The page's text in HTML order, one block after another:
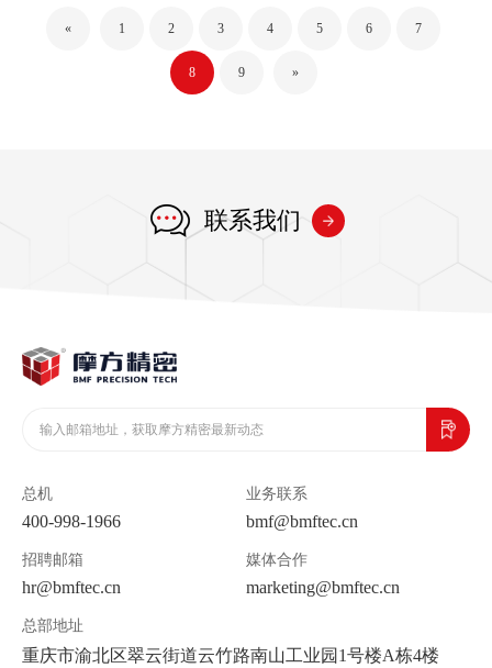
« 1 2 3 4 5 6 7
8 9 »
联系我们
总机
400-998-1966
业务联系
bmf@bmftec.cn
招聘邮箱
hr@bmftec.cn
媒体合作
marketing@bmftec.cn
总部地址
重庆市渝北区翠云街道云竹路南山工业园1号楼A栋4楼